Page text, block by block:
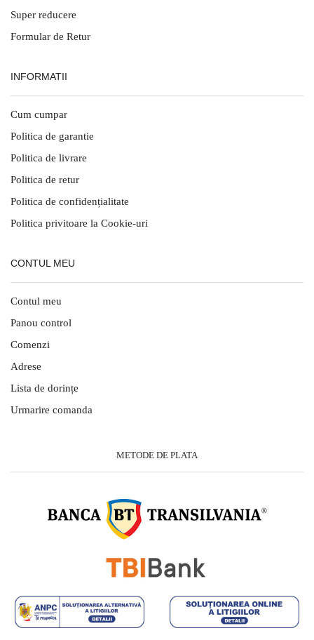
Super reducere
Formular de Retur
INFORMATII
Cum cumpar
Politica de garantie
Politica de livrare
Politica de retur
Politica de confidențialitate
Politica privitoare la Cookie-uri
CONTUL MEU
Contul meu
Panou control
Comenzi
Adrese
Lista de dorințe
Urmarire comanda
METODE DE PLATA